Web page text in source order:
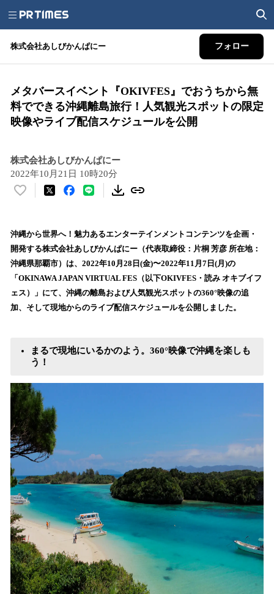
株式会社あしびかんぱにー フォロー
メタバースイベント『OKIVFES』でおうちから無
料でできる沖縄離島旅行！人気観光スポットの限定
映像やライブ配信スケジュールを公開
株式会社あしびかんぱにー
2022年10月21日 10時20分
い
！
数
を
読
込
み
す
沖縄から世界へ！魅力あるエンターテインメントコンテンツを企画・
開発する株式会社あしびかんぱにー（代表取締役：片桐 芳彦 所在地：
沖縄県那覇市）は、2022年10月28日(金)〜2022年11月7日(月)の
「OKINAWA JAPAN VIRTUAL FES（以下OKIVFES・読み オキブイフ
ェス）」にて、沖縄の離島および人気観光スポットの360°映像の追
加、そして現地からのライブ配信スケジュールを公開しました。
まるで現地にいるかのよう。360°映像で沖縄を楽しも
う！